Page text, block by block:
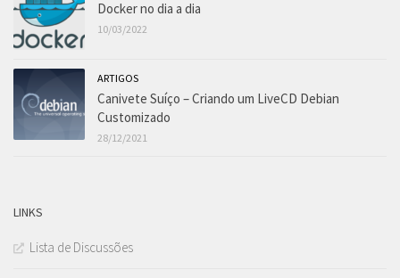
Docker no dia a dia
10/03/2022
ARTIGOS
Canivete Suíço – Criando um LiveCD Debian
Customizado
28/12/2021
LINKS
Lista de Discussões